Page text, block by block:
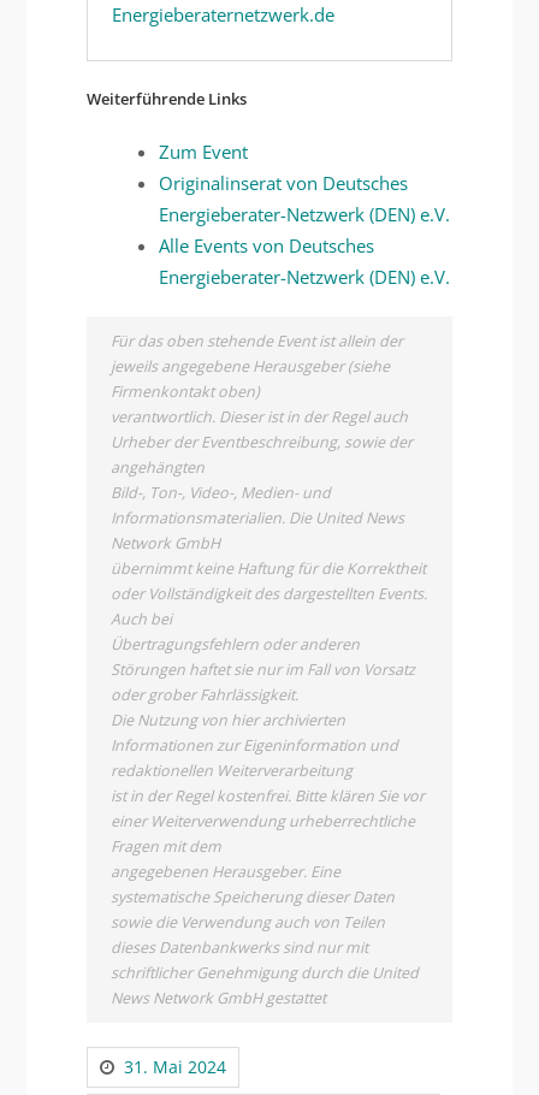
Energieberaternetzwerk.de
Weiterführende Links
Zum Event
Originalinserat von Deutsches
Energieberater-Netzwerk (DEN) e.V.
Alle Events von Deutsches
Energieberater-Netzwerk (DEN) e.V.
Für das oben stehende Event ist allein der
jeweils angegebene Herausgeber (siehe
Firmenkontakt oben)
verantwortlich. Dieser ist in der Regel auch
Urheber der Eventbeschreibung, sowie der
angehängten
Bild-, Ton-, Video-, Medien- und
Informationsmaterialien. Die United News
Network GmbH
übernimmt keine Haftung für die Korrektheit
oder Vollständigkeit des dargestellten Events.
Auch bei
Übertragungsfehlern oder anderen
Störungen haftet sie nur im Fall von Vorsatz
oder grober Fahrlässigkeit.
Die Nutzung von hier archivierten
Informationen zur Eigeninformation und
redaktionellen Weiterverarbeitung
ist in der Regel kostenfrei. Bitte klären Sie vor
einer Weiterverwendung urheberrechtliche
Fragen mit dem
angegebenen Herausgeber. Eine
systematische Speicherung dieser Daten
sowie die Verwendung auch von Teilen
dieses Datenbankwerks sind nur mit
schriftlicher Genehmigung durch die United
News Network GmbH gestattet
31. Mai 2024